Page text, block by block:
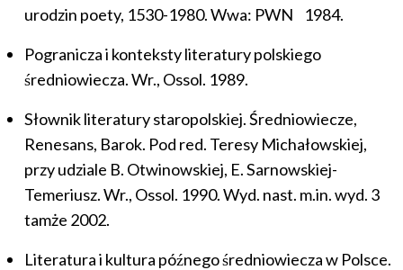
urodzin poety, 1530-1980. Wwa: PWN 1984.
Pogranicza i konteksty literatury polskiego
średniowiecza. Wr., Ossol. 1989.
Słownik literatury staropolskiej. Średniowiecze,
Renesans, Barok. Pod red. Teresy Michałowskiej,
przy udziale B. Otwinowskiej, E. Sarnowskiej-
Temeriusz. Wr., Ossol. 1990. Wyd. nast. m.in. wyd. 3
tamże 2002.
Literatura i kultura późnego średniowiecza w Polsce.